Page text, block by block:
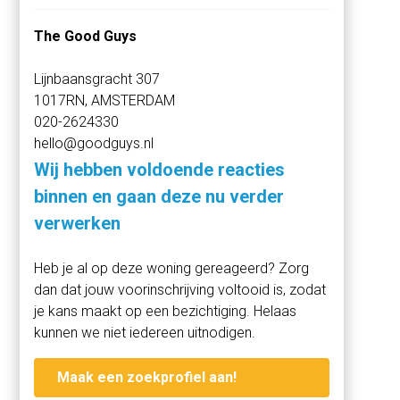
visgraat parket-vloer, vloerverwarming en koeling door
en energielabel A++.
Daarbij beschikt het appartement over een
gemeenschappelijke fietsenstalling met drie eigen
fietsplekken en de mogelijkheid voor het bijkopen van
een eigen parkeerplek in de beveiligde parkeerkelder.
LOCATIE
van de meest aantrekkelijke woonplekken van
Amsterdam Oost. De sfeer van het voormalige
havengebied is nog steeds voelbaar, terwijl de omgeving
inmiddels is verrijkt met moderne architectuur, goede
voorzieningen en fijne horeca.
The Good Guys
Lijnbaansgracht 307
1017RN, AMSTERDAM
020-2624330
hello@goodguys.nl
Wij hebben voldoende reacties
binnen en gaan deze nu verder
verwerken
Heb je al op deze woning gereageerd? Zorg
dan dat jouw voorinschrijving voltooid is, zodat
je kans maakt op een bezichtiging. Helaas
kunnen we niet iedereen uitnodigen.
Maak een zoekprofiel aan!